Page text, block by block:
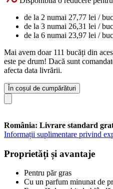
de la 2 numai 27,77 lei /
de la 3 numai 26,31 lei /
de la 6 numai 23,97 lei /
Mai avem doar 111 bucăți din
este pe drum! Dacă sunt
afecta data livrării.
În coșul de cumpărături
România: Livrare standard
Informații suplimentare privind
Proprietăți și avantaje
Pentru păr gras
Cu un parfum minunat de